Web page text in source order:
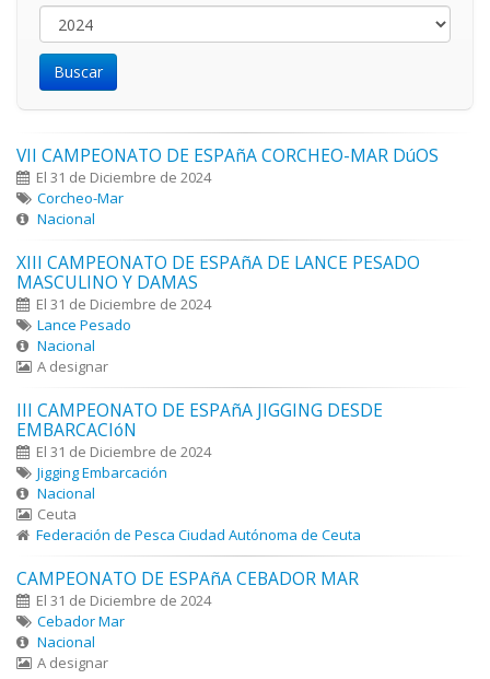
Año
Year
VII CAMPEONATO DE ESPAñA CORCHEO-MAR DúOS
El 31 de Diciembre de 2024
Corcheo-Mar
Nacional
XIII CAMPEONATO DE ESPAñA DE LANCE PESADO
MASCULINO Y DAMAS
El 31 de Diciembre de 2024
Lance Pesado
Nacional
A designar
III CAMPEONATO DE ESPAñA JIGGING DESDE
EMBARCACIóN
El 31 de Diciembre de 2024
Jigging Embarcación
Nacional
Ceuta
Federación de Pesca Ciudad Autónoma de Ceuta
CAMPEONATO DE ESPAñA CEBADOR MAR
El 31 de Diciembre de 2024
Cebador Mar
Nacional
A designar